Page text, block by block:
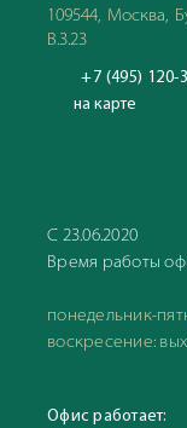
109544, Москва,
В.3.23
+7 (495) 120-
на карте
С 23.06.2020
Время работы
понедельник-
воскресение:
Офис работает: